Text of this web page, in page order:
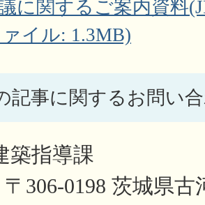
に関するご案内資料
イル: 1.3MB)
記事に関するお問い
築指導課
306-0198 茨城県古